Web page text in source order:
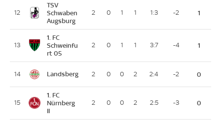
12
TSV
Schwaben
Augsburg
2 0 1 1 1:3 -2 1
13
1. FC
Schweinfu
rt 05
2 0 1 1 3:7 -4 1
14 Landsberg 2 0 0 2 2:4 -2 0
15
1. FC
Nürnberg
II
2 0 0 2 2:5 -3 0